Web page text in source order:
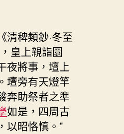
清稗類鈔·冬至
皇上親詣圜
夜將事，壇上
壇旁有天燈竿
奔助祭者之準
如是，四周古
以昭恪慎。”